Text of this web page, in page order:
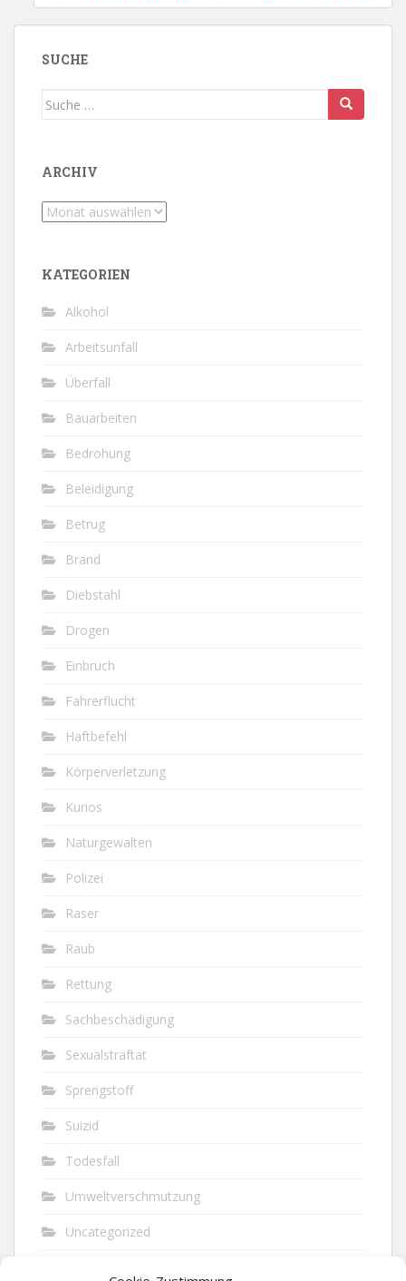
SUCHE
Suche
ARCHIV
Archiv
KATEGORIEN
Alkohol
Arbeitsunfall
Überfall
Bauarbeiten
Bedrohung
Beleidigung
Betrug
Brand
Diebstahl
Drogen
Einbruch
Fahrerflucht
Haftbefehl
Körperverletzung
Kurios
Naturgewalten
Polizei
Raser
Raub
Rettung
Sachbeschädigung
Sexualstraftat
Sprengstoff
Suizid
Todesfall
Umweltverschmutzung
Uncategorized